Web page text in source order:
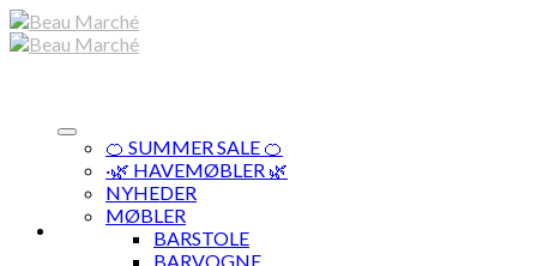
Skip
to
🍊 SUMMER SALE 🍊
·🌿 HAVEMØBLER 🌿
NYHEDER
MØBLER
BARSTOLE
BARVOGNE